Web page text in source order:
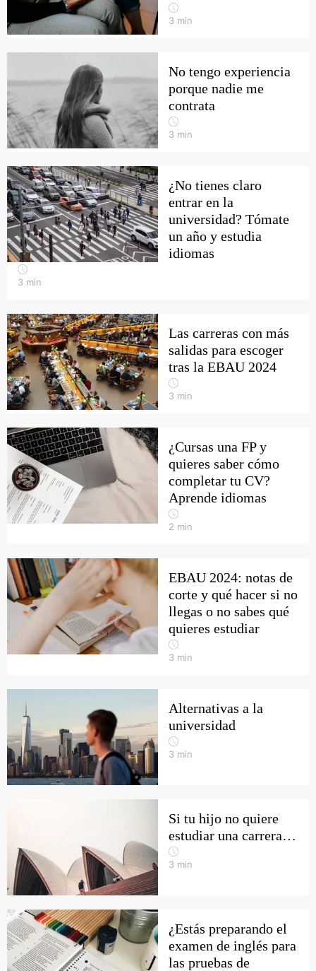
3 min
No tengo experiencia
porque nadie me
contrata
3 min
¿No tienes claro
entrar en la
universidad? Tómate
un año y estudia
idiomas
3 min
Las carreras con más
salidas para escoger
tras la EBAU 2024
3 min
¿Cursas una FP y
quieres saber cómo
completar tu CV?
Aprende idiomas
2 min
EBAU 2024: notas de
corte y qué hacer si no
llegas o no sabes qué
quieres estudiar
3 min
Alternativas a la
universidad
3 min
Si tu hijo no quiere
estudiar una carrera…
3 min
¿Estás preparando el
examen de inglés para
las pruebas de